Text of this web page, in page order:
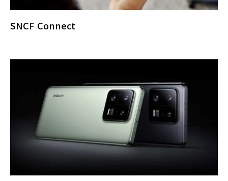
SNCF Connect